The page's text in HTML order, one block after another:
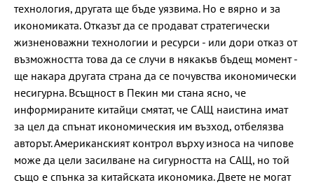
технология, другата ще бъде уязвима. Но е вярно и за
икономиката. Отказът да се продават стратегически
жизненоважни технологии и ресурси - или дори отказ от
възможността това да се случи в някакъв бъдещ момент -
ще накара другата страна да се почувства икономически
несигурна. Всъщност в Пекин ми стана ясно, че
информираните китайци смятат, че САЩ наистина имат
за цел да спънат икономическия им възход, отбелязва
авторът. Американският контрол върху износа на чипове
може да цели засилване на сигурността на САЩ, но той
също е спънка за китайската икономика. Двете не могат